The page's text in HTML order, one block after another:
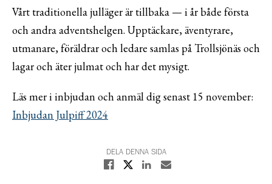
Vårt traditionella julläger är tillbaka — i år både första
och andra adventshelgen. Upptäckare, äventyrare,
utmanare, föräldrar och ledare samlas på Trollsjönäs och
lagar och äter julmat och har det mysigt.
Läs mer i inbjudan och anmäl dig senast 15 november:
Inbjudan Julpiff 2024
DELA DENNA SIDA
Dela på Facebook
Dela på XDela på Linkedin
Dela med E-post